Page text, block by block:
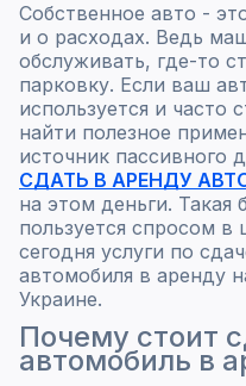
Собственное авто -
и о расходах. Ведь
обслуживать, где-то
парковку. Если ваш
используется и часто
найти полезное
источник пассивного
СДАТЬ В АРЕНДУ
на этом деньги.
пользуется спросом в
сегодня услуги по
автомобиля в аренду
Украине.
Почему стоит
автомобиль в